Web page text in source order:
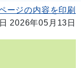
ージの内容を印刷
2026年05月13日